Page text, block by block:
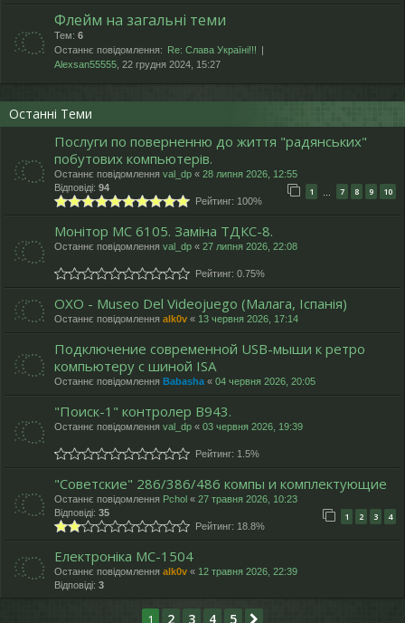
Флейм на загальні теми
Тем: 6
Останнє повідомлення:
Re: Слава Україні!!!
Alexsan55555 , 22 грудня 2024, 15:27
Останні Теми
Послуги по поверненню до життя "радянських"
побутових компьютерів.
Останнє повідомлення val_dp « 28 липня 2026, 12:55
Відповіді: 94 1 … 7 8 9 10
Рейтинг: 100%
Монітор МС 6105. Заміна ТДКС-8.
Останнє повідомлення val_dp « 27 липня 2026, 22:08
Рейтинг: 0.75%
OXO - Museo Del Videojuego (Малага, Іспанія)
Останнє повідомлення alk0v « 13 червня 2026, 17:14
Подключение современной USB-мыши к ретро
компьютеру с шиной ISA
Останнє повідомлення Babasha « 04 червня 2026, 20:05
"Поиск-1" контролер В943.
Останнє повідомлення val_dp « 03 червня 2026, 19:39
Рейтинг: 1.5%
"Cоветские" 286/386/486 компы и комплектующие
Останнє повідомлення Pchol « 27 травня 2026, 10:23
Відповіді: 35 1 2 3 4
Рейтинг: 18.8%
Електроніка МС-1504
Останнє повідомлення alk0v « 12 травня 2026, 22:39
Відповіді: 3
1 2 3 4 5